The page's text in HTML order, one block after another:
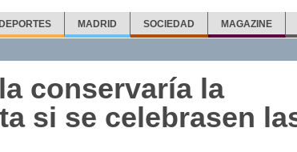
DEPORTES MADRID SOCIEDAD MAGAZINE
conservaría la
si se celebrasen